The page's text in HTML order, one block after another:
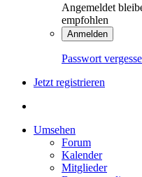
Angemeldet
empfohlen
Anmelden
Passwort
Jetzt registrieren
Umsehen
Forum
Kalender
Mitglieder